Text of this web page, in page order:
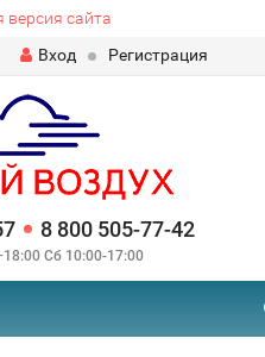
версия сайта
Вход Регистрация
8 800 505-77-42
Сб 10:00-17:00